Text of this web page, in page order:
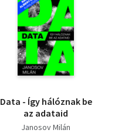
Data - Így hálóznak be
az adataid
Janosov Milán